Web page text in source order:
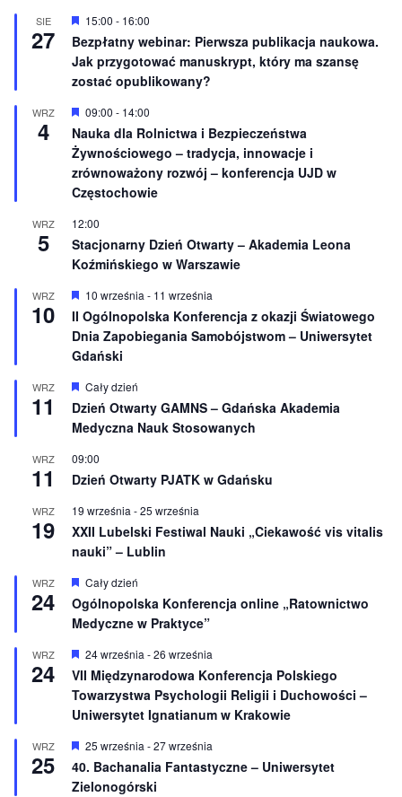
n
o
n
e
SIE
27
W
r
ó
ż
n
i
o
n
e
15:00 - 16:00
Bezpłatny webinar: Pierwsza publikacja naukowa.
Jak przygotować manuskrypt, który ma szansę
zostać opublikowany?
WRZ
4
W
r
ó
ż
n
i
n
e
09:00 - 14:00
Nauka dla Rolnictwa i Bezpieczeństwa
Żywnościowego – tradycja, innowacje i
zrównoważony rozwój – konferencja UJD w
Częstochowie
WRZ
5
12:00
Stacjonarny Dzień Otwarty – Akademia Leona
Koźmińskiego w Warszawie
WRZ
10
W
y
r
ó
ż
n
o
n
e
10 września - 11 września
II Ogólnopolska Konferencja z okazji Światowego
Dnia Zapobiegania Samobójstwom – Uniwersytet
Gdański
WRZ
11
W
y
r
ó
n
o
e
Cały dzień
Dzień Otwarty GAMNS – Gdańska Akademia
Medyczna Nauk Stosowanych
WRZ
11
09:00
Dzień Otwarty PJATK w Gdańsku
WRZ
19
19 września -25 września
XXII Lubelski Festiwal Nauki „Ciekawość vis vitalis
nauki” – Lublin
WRZ
24
W
r
ó
n
i
o
n
e
Cały dzień
Ogólnopolska Konferencja online „Ratownictwo
Medyczne w Praktyce”
WRZ
24
W
y
r
ó
ż
n
i
o
n
e
24 września -26 września
VII Międzynarodowa Konferencja Polskiego
Towarzystwa Psychologii Religii i Duchowości –
Uniwersytet Ignatianum w Krakowie
WRZ
25
W
r
ó
25 września -27 września
40. Bachanalia Fantastyczne – Uniwersytet
Zielonogórski